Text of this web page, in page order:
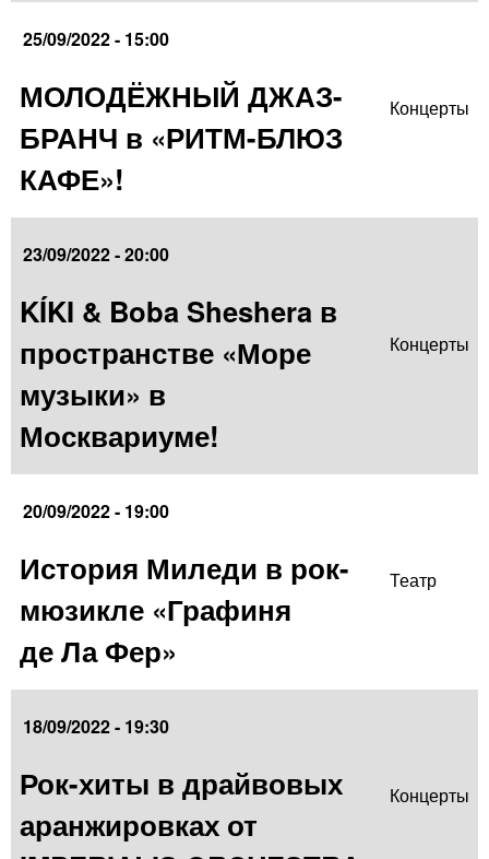
25/09/2022 - 15:00
МОЛОДЁЖНЫЙ ДЖАЗ-
БРАНЧ в «РИТМ-БЛЮЗ
КАФЕ»!
Концерты
23/09/2022 - 20:00
KÍKI & Boba Sheshera в
пространстве «Море
музыки» в
Москвариуме!
Концерты
20/09/2022 - 19:00
История Миледи в рок-
мюзикле «Графиня
де Ла Фер»
Театр
18/09/2022 - 19:30
Рок-хиты в драйвовых
аранжировках от
Концерты